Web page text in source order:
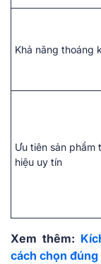
Khả năng thoáng
Ưu tiên sản phẩm
hiệu uy tín
Xem thêm:
cách chọn đúng